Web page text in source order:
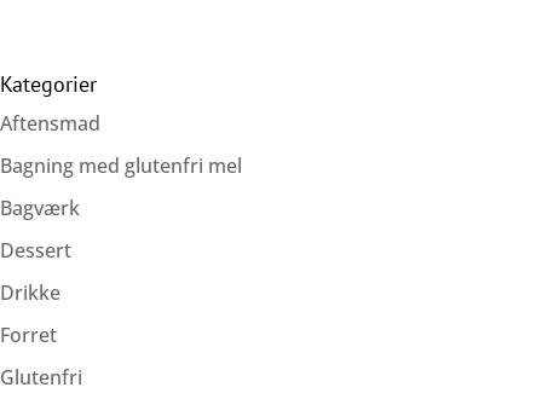
Kategorier
Aftensmad
Bagning med glutenfri mel
Bagværk
Dessert
Drikke
Forret
Glutenfri